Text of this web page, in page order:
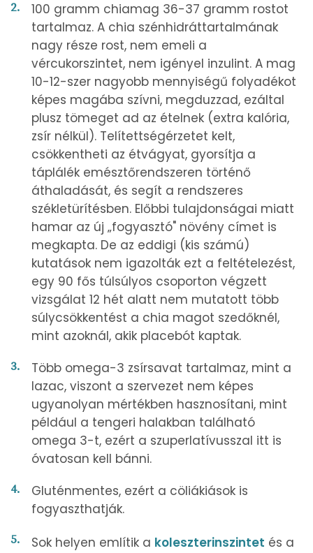
100 gramm chiamag 36-37 gramm rostot
tartalmaz. A chia szénhidráttartalmának
nagy része rost, nem emeli a
vércukorszintet, nem igényel inzulint. A mag
10-12-szer nagyobb mennyiségű folyadékot
képes magába szívni, megduzzad, ezáltal
plusz tömeget ad az ételnek (extra kalória,
zsír nélkül). Telítettségérzetet kelt,
csökkentheti az étvágyat, gyorsítja a
táplálék emésztőrendszeren történő
áthaladását, és segít a rendszeres
székletürítésben. Előbbi tulajdonságai miatt
hamar az új „fogyasztó" növény címet is
megkapta. De az eddigi (kis számú)
kutatások nem igazolták ezt a feltételezést,
egy 90 fős túlsúlyos csoporton végzett
vizsgálat 12 hét alatt nem mutatott több
súlycsökkentést a chia magot szedőknél,
mint azoknál, akik placebót kaptak.
Több omega-3 zsírsavat tartalmaz, mint a
lazac, viszont a szervezet nem képes
ugyanolyan mértékben hasznosítani, mint
például a tengeri halakban található
omega 3-t, ezért a szuperlatívusszal itt is
óvatosan kell bánni.
Gluténmentes, ezért a cöliákiások is
fogyaszthatják.
Sok helyen említik a koleszterinszintet és a